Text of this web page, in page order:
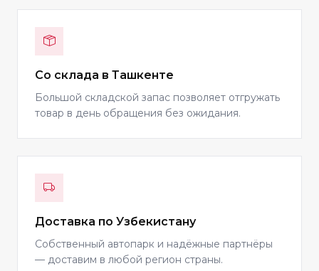
Со склада в Ташкенте
Большой складской запас позволяет отгружать
товар в день обращения без ожидания.
Доставка по Узбекистану
Собственный автопарк и надёжные партнёры
— доставим в любой регион страны.